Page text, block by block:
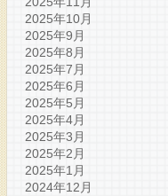
2025年10月
2025年9月
2025年8月
2025年7月
2025年6月
2025年5月
2025年4月
2025年3月
2025年2月
2025年1月
2024年12月